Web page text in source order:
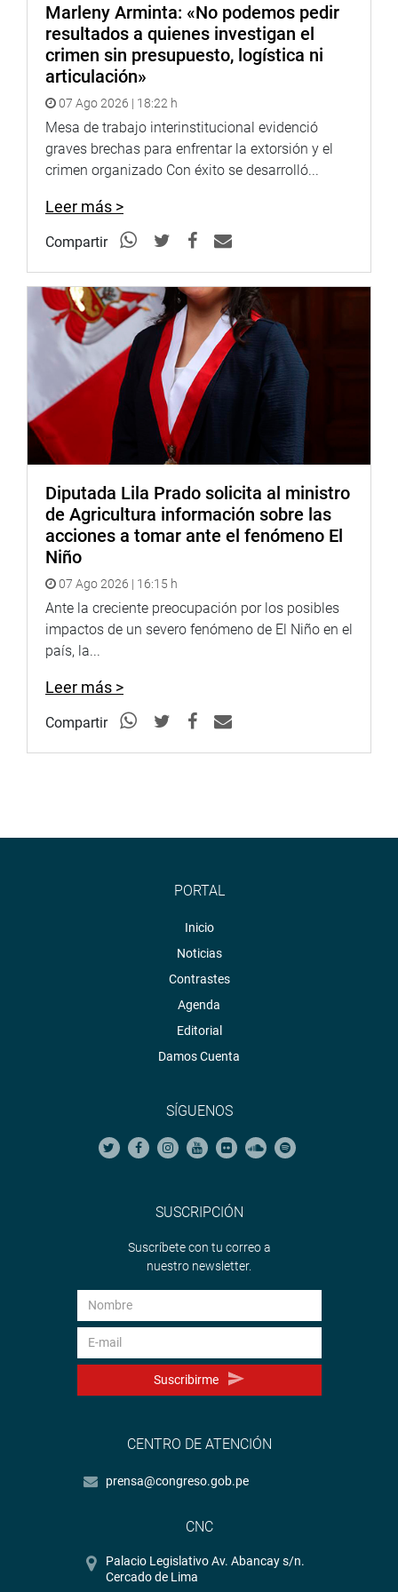
Marleny Arminta: «No podemos pedir
resultados a quienes investigan el
crimen sin presupuesto, logística ni
articulación»
07 Ago 2026 | 18:22 h
Mesa de trabajo interinstitucional evidenció
graves brechas para enfrentar la extorsión y el
crimen organizado Con éxito se desarrolló...
Leer más >
Compartir
Diputada Lila Prado solicita al ministro
de Agricultura información sobre las
acciones a tomar ante el fenómeno El
Niño
07 Ago 2026 | 16:15 h
Ante la creciente preocupación por los posibles
impactos de un severo fenómeno de El Niño en el
país, la...
Leer más >
Compartir
PORTAL
Inicio
Noticias
Contrastes
Agenda
Editorial
Damos Cuenta
SÍGUENOS
SUSCRIPCIÓN
Suscríbete con tu correo a
nuestro newsletter.
Suscribirme
CENTRO DE ATENCIÓN
prensa@congreso.gob.pe
CNC
Palacio Legislativo Av. Abancay s/n.
Cercado de Lima